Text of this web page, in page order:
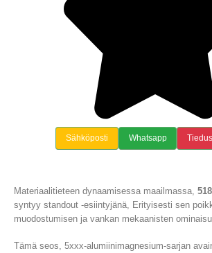
Sähköposti Whatsapp
Materiaalitieteen dynaamisessa maailmassa,
syntyy standout -esiintyjänä, Erityisesti sen
muodostumisen ja vankan mekaanisten
Tämä seos, 5xxx-alumiinimagnesium-sarjan